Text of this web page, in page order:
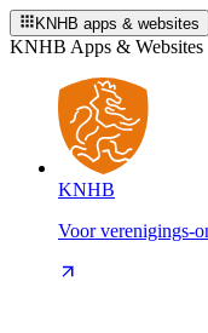
KNHB apps & websites
KNHB Apps & Websites
KNHB
Voor verenigings-